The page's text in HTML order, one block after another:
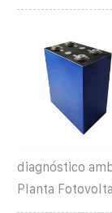
diagnóstico
Planta